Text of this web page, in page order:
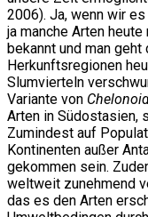
2006). Ja, wenn wir
ja manche Arten
bekannt und man
Herkunftsregionen
Slumvierteln
Variante von
Arten in Südostasien,
Zumindest auf
Kontinenten außer
gekommen sein.
weltweit zunehmend
das es den Arten